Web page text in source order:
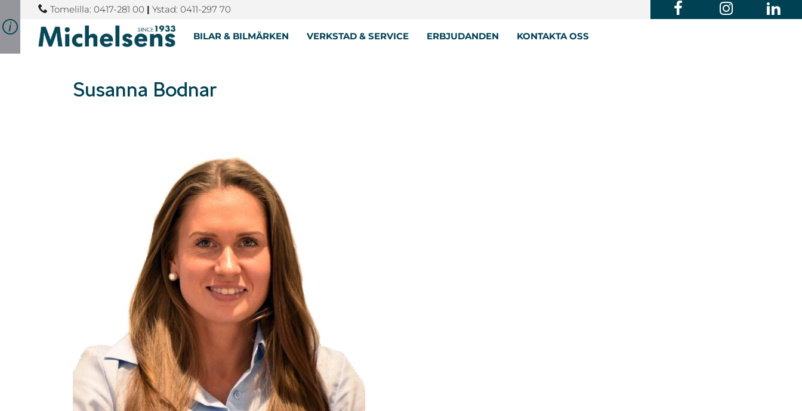
Tomelilla: 0417-281 00 | Ystad: 0411-297 70
BILAR & BILMÄRKEN VERKSTAD & SERVICE ERBJUDANDEN KONTAKTA OSS
Susanna Bodnar